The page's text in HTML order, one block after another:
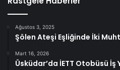
Ağustos 3, 2025
Şölen Ateşi Eşliğinde İki
Mart 16, 2026
Üsküdar’da İETT Otobüsü İş